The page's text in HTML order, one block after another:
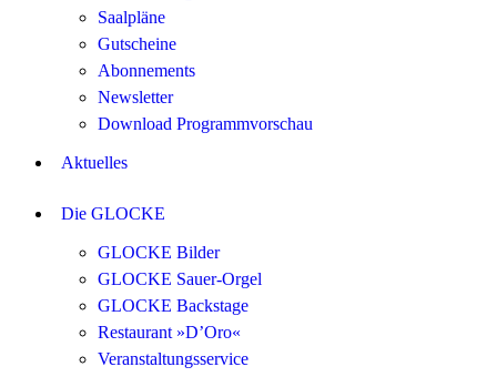
Saalpläne
Gutscheine
Abonnements
Newsletter
Download Programmvorschau
Aktuelles
Die GLOCKE
GLOCKE Bilder
GLOCKE Sauer-Orgel
GLOCKE Backstage
Restaurant »D’Oro«
Veranstaltungsservice